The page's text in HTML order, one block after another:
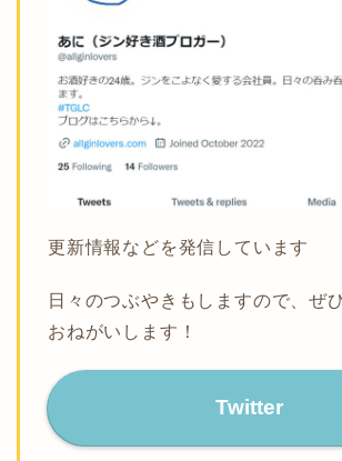
更新情報などを発信しています
日々のつぶやきもしますので、ぜ
おねがいします！
Twitter